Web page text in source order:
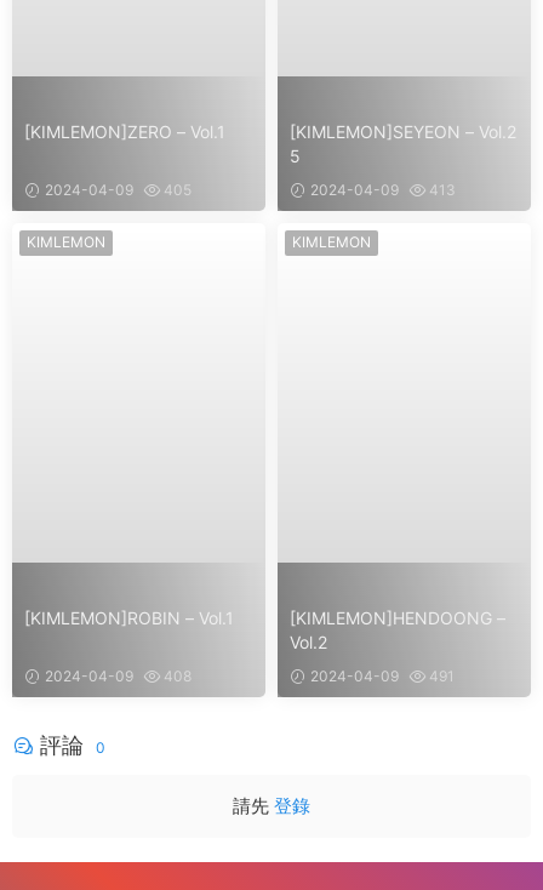
[KIMLEMON]ZERO – Vol.1
2024-04-09 405
[KIMLEMON]SEYEON – Vol.2
5
2024-04-09 413
KIMLEMON
[KIMLEMON]ROBIN – Vol.1
2024-04-09 408
KIMLEMON
[KIMLEMON]HENDOONG –
Vol.2
2024-04-09 491
評論 0
請先 登錄